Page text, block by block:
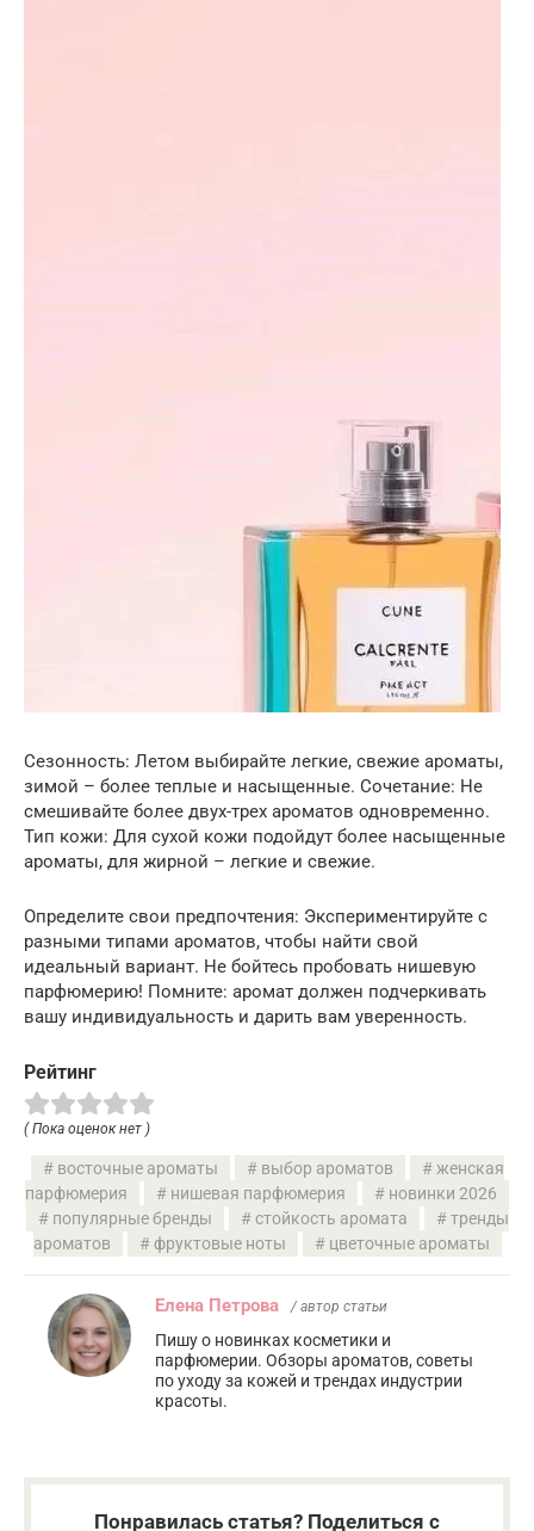
Сезонность: Летом выбирайте легкие, свежие ароматы,
зимой – более теплые и насыщенные. Сочетание: Не
смешивайте более двух-трех ароматов одновременно.
Тип кожи: Для сухой кожи подойдут более насыщенные
ароматы, для жирной – легкие и свежие.
Определите свои предпочтения: Экспериментируйте с
разными типами ароматов, чтобы найти свой
идеальный вариант. Не бойтесь пробовать нишевую
парфюмерию! Помните: аромат должен подчеркивать
вашу индивидуальность и дарить вам уверенность.
Рейтинг
( Пока оценок нет )
восточные ароматы выбор ароматов
женская
парфюмерия
нишевая парфюмерия
новинки 2026
популярные бренды
стойкость аромата
тренды
ароматов
фруктовые ноты цветочные ароматы
Елена Петрова / автор статьи
Пишу о новинках косметики и
парфюмерии. Обзоры ароматов, советы
по уходу за кожей и трендах индустрии
красоты.
Понравилась статья? Поделиться с